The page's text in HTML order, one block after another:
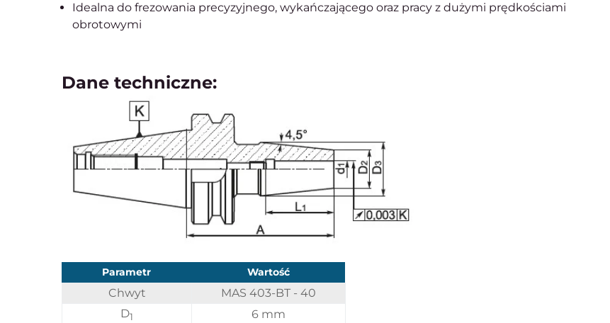
Idealna do frezowania precyzyjnego, wykańczającego oraz pracy z dużymi prędkościami
obrotowymi
Dane techniczne:
Parametr Wartość
Chwyt
MAS 403-BT - 40
D1
6 mm